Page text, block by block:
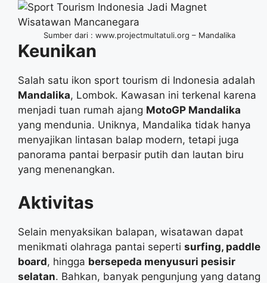
Sumber dari : www.projectmultatuli.org – Mandalika
Keunikan
Salah satu ikon sport tourism di Indonesia adalah
Mandalika, Lombok. Kawasan ini terkenal karena
menjadi tuan rumah ajang MotoGP Mandalika
yang mendunia. Uniknya, Mandalika tidak hanya
menyajikan lintasan balap modern, tetapi juga
panorama pantai berpasir putih dan lautan biru
yang menenangkan.
Aktivitas
Selain menyaksikan balapan, wisatawan dapat
menikmati olahraga pantai seperti surfing, paddle
board, hingga bersepeda menyusuri pesisir
selatan. Bahkan, banyak pengunjung yang datang